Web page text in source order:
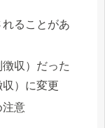
ることがあ
収）だった
）に変更
注意